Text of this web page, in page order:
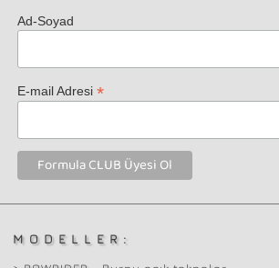
Ad-Soyad
E-mail Adresi*
MODELLER: